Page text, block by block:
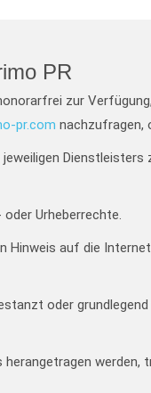
PR
zur
pr.com nachzufragen,
Urheberrechte.
auf die
oder